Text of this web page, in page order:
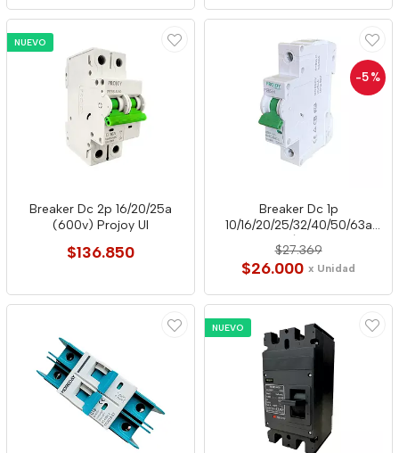
NUEVO
Breaker Dc 2p 16/20/25a
(600v) Projoy Ul
$136.850
-5 %
Breaker Dc 1p
10/16/20/25/32/40/50/63a
(250v) Projoy
$27.369
$26.000 x Unidad
NUEVO